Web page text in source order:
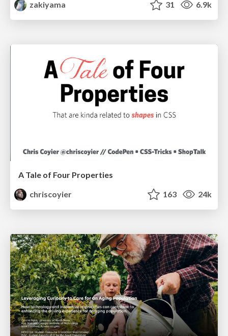
zakiyama
31 6.9k
A Tale of Four Properties
chriscoyier
163 24k